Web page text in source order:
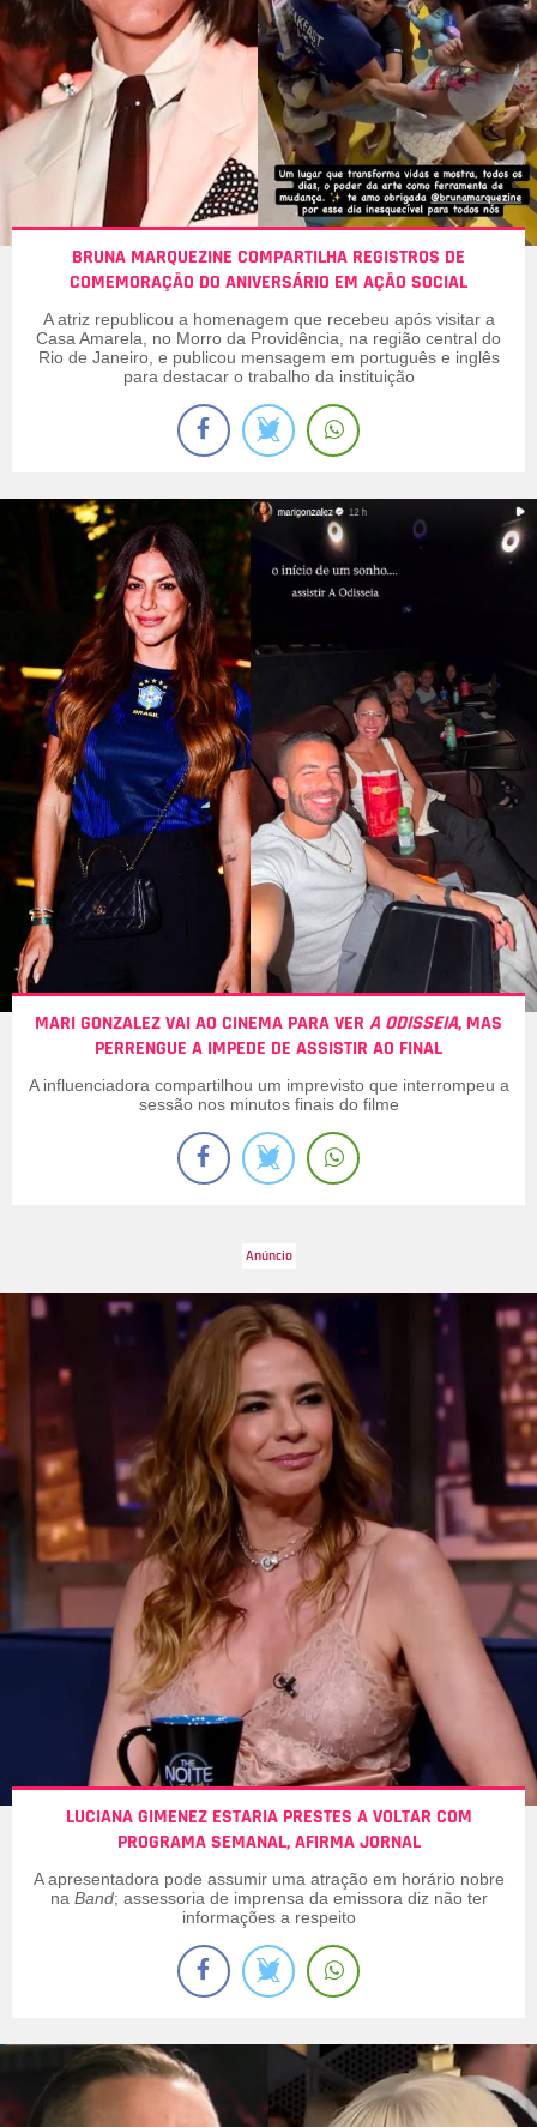
BRUNA MARQUEZINE COMPARTILHA REGISTROS DE
COMEMORAÇÃO DO ANIVERSÁRIO EM AÇÃO SOCIAL
A atriz republicou a homenagem que recebeu após visitar a
Casa Amarela, no Morro da Providência, na região central do
Rio de Janeiro, e publicou mensagem em português e inglês
para destacar o trabalho da instituição
MARI GONZALEZ VAI AO CINEMA PARA VER A ODISSEIA, MAS
PERRENGUE A IMPEDE DE ASSISTIR AO FINAL
A influenciadora compartilhou um imprevisto que interrompeu a
sessão nos minutos finais do filme
LUCIANA GIMENEZ ESTARIA PRESTES A VOLTAR COM
PROGRAMA SEMANAL, AFIRMA JORNAL
A apresentadora pode assumir uma atração em horário nobre
na Band; assessoria de imprensa da emissora diz não ter
informações a respeito